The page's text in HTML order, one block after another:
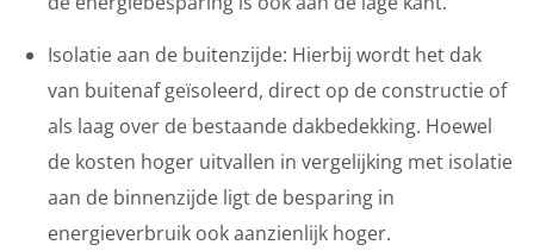
Isolatie aan de buitenzijde: Hierbij wordt het dak
van buitenaf geïsoleerd, direct op de constructie of
als laag over de bestaande dakbedekking. Hoewel
de kosten hoger uitvallen in vergelijking met isolatie
aan de binnenzijde ligt de besparing in
energieverbruik ook aanzienlijk hoger.